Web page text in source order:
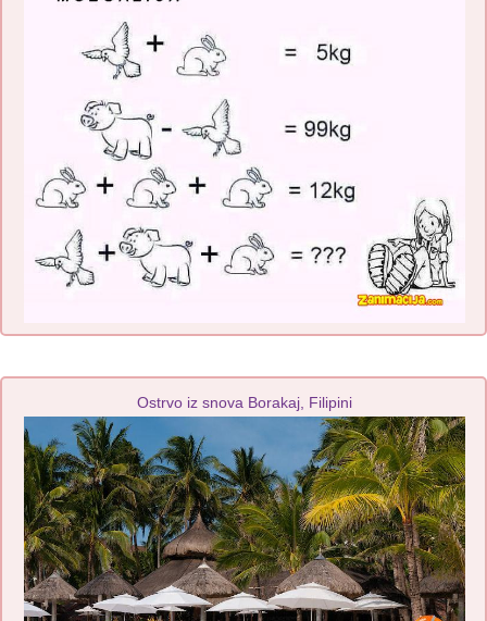
Ostrvo iz snova Borakaj, Filipini